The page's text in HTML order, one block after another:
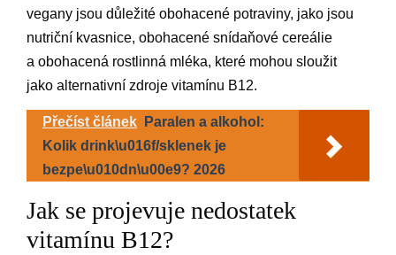
vegany jsou důležité obohacené potraviny, jako jsou
nutriční kvasnice, obohacené snídaňové cereálie
a obohacená rostlinná mléka, které mohou sloužit
jako alternativní zdroje vitamínu B12.
Přečíst článek
Paralen a alkohol:
Kolik drink\u016f/sklenek je
bezpe\u010dn\u00e9? 2026
Jak se projevuje nedostatek
vitamínu B12?